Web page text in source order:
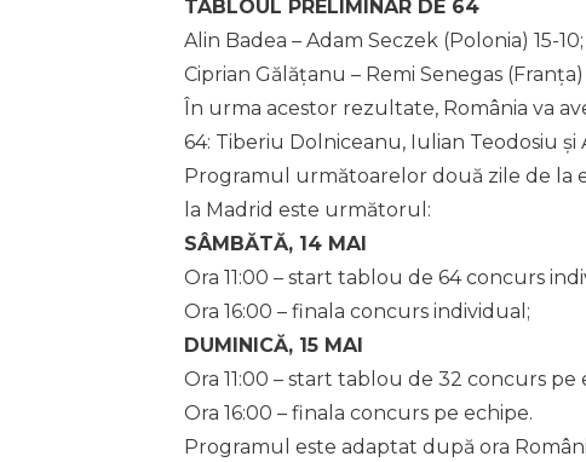
TABLOUL PRELIMINAR DE 64
Alin Badea – Adam Seczek (Polonia) 15-10;
Ciprian Gălățanu – Remi Senegas (Franța)
În urma acestor rezultate, România va
64: Tiberiu Dolniceanu, Iulian Teodosiu și
Programul următoarelor două zile de la
la Madrid este următorul:
SÂMBĂTĂ, 14 MAI
Ora 11:00 – start tablou de 64 concurs
Ora 16:00 – finala concurs individual;
DUMINICĂ, 15 MAI
Ora 11:00 – start tablou de 32 concurs pe
Ora 16:00 – finala concurs pe echipe.
Programul este adaptat după ora